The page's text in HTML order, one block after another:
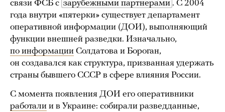
связи ФСБ с зарубежными партнерами . С 2004
года внутри «пятерки» существует департамент
оперативной информации (ДОИ), выполняющий
функции внешней разведки. Изначально,
по информации Солдатова и Бороган,
он создавался как структура, призванная удержать
страны бывшего СССР в сфере влияния России.
С момента появления ДОИ его оперативники
работали и в Украине: собирали разведданные,